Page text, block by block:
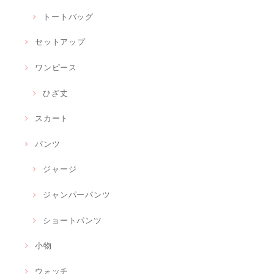
トートバッグ
セットアップ
ワンピース
ひざ丈
スカート
パンツ
ジャージ
ジャンパーパンツ
ショートパンツ
小物
ウォッチ